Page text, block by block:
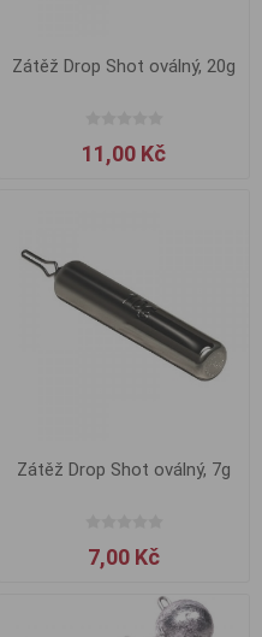
Zátěž Drop Shot oválný, 20g
11,00 Kč
Zátěž Drop Shot oválný, 7g
7,00 Kč